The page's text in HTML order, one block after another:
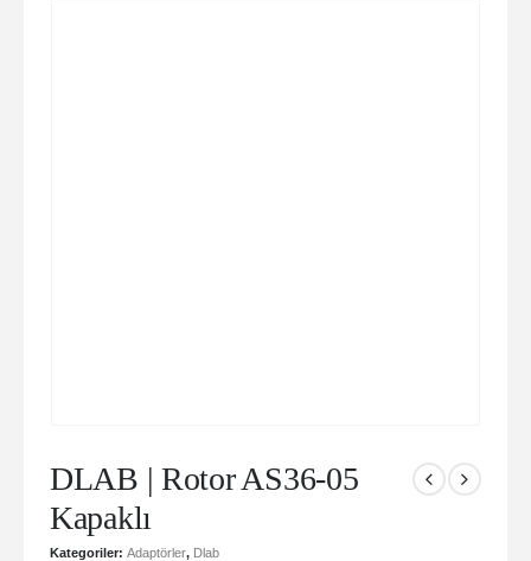
DLAB | Rotor AS36-05
Kapaklı
Kategoriler: Adaptörler, Dlab